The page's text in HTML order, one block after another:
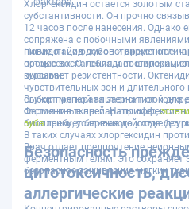
Хлоргексидин остается золотым
субстантивности. Он прочно
12 часов после нанесения. Однако
сопряжена с побочными
пигментацию зубов и временное
острые воспаления и
курсами.
Повидон-йод демонстрирует
процессах. Он обладает широким
вызывает резистентности.
чувствительных зон и
служит мягкой альтернативой для
Ферментные препараты
биопленки, усиливая действие
Выбор препарата зависит от
состояния тканей. Например,
зубатребует бережного ухода без
В таких случаях хлоргексидин
Врач отдает предпочтение
ферментным гелям. Это сохраняет
безопасное заживление мягких
Безопасность
цитотоксичность,
аллергические